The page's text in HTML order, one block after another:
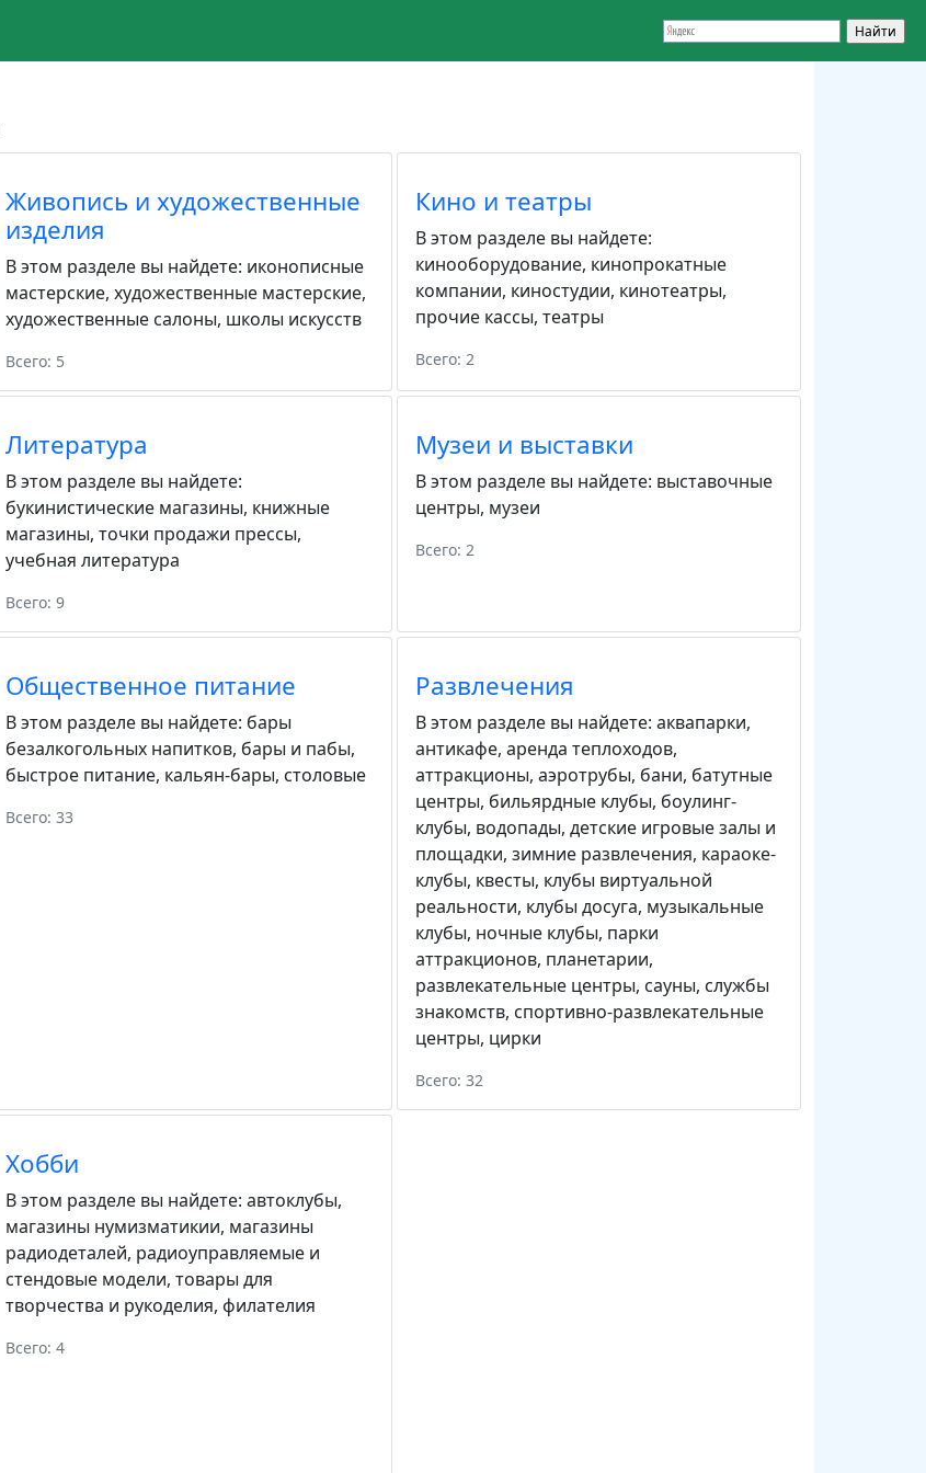
Живопись и художественные
изделия
В этом разделе вы найдете: иконописные
мастерские,художественные мастерские,
художественные салоны, школы искусств
Всего: 5
Кино и театры
В этом разделе вы найдете:
кинооборудование, кинопрокатные
компании, киностудии, кинотеатры,
прочие кассы, театры
Всего: 2
Литература
В этом разделе вы найдете:
букинистические магазины, книжные
магазины,точки продажи прессы,
учебная литература
Всего: 9
Музеи и выставки
В этом разделе вы найдете: выставочные
центры, музеи
Всего: 2
Общественное питание
В этом разделе вы найдете: бары
безалкогольных напитков, бары и пабы,
быстрое питание, кальян-бары, столовые
Всего: 33
Развлечения
В этом разделе вы найдете: аквапарки,
антикафе, аренда теплоходов,
аттракционы, аэротрубы, бани, батутные
центры, бильярдные клубы, боулинг-
клубы, водопады, детские игровые залы и
площадки, зимние развлечения, караоке-
клубы, квесты, клубы виртуальной
реальности, клубы досуга, музыкальные
клубы, ночные клубы, парки
аттракционов, планетарии,
развлекательные центры, сауны, службы
знакомств, спортивно-развлекательные
центры, цирки
Всего: 32
Хобби
В этом разделе вы найдете:автоклубы,
магазины нумизматикии, магазины
радиодеталей, радиоуправляемые и
стендовые модели,товары для
творчества и рукоделия,филателия
Всего: 4